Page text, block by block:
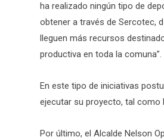
ha realizado ningún tipo de
obtener a través de Sercotec,
lleguen más recursos
productiva en toda la comuna”.
En este tipo de iniciativas
ejecutar su proyecto, tal como
Por último, el Alcalde Nelson